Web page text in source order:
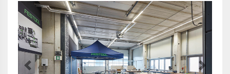
Previous Next